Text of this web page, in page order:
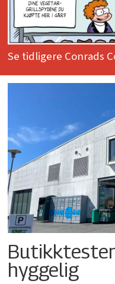
Se tidligere Conrads
hyggelig